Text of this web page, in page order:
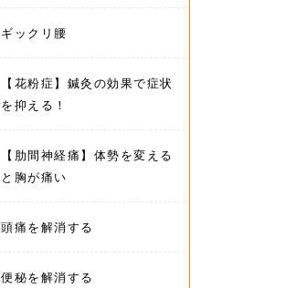
ギックリ腰
【花粉症】鍼灸の効果で症状
を抑える！
【肋間神経痛】体勢を変える
と胸が痛い
頭痛を解消する
便秘を解消する